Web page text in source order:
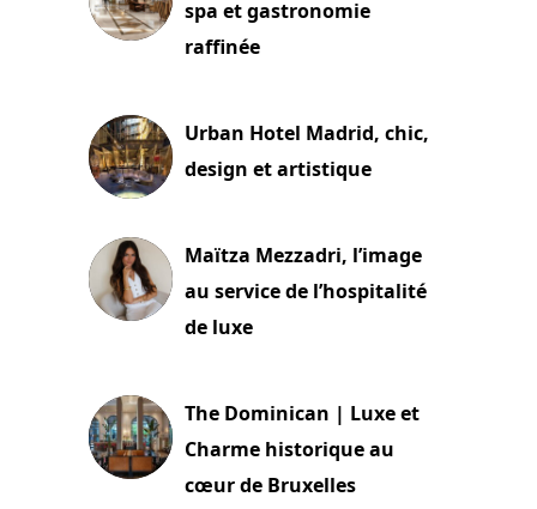
spa et gastronomie
raffinée
Urban Hotel Madrid, chic,
design et artistique
Maïtza Mezzadri, l’image
au service de l’hospitalité
de luxe
The Dominican | Luxe et
Charme historique au
cœur de Bruxelles